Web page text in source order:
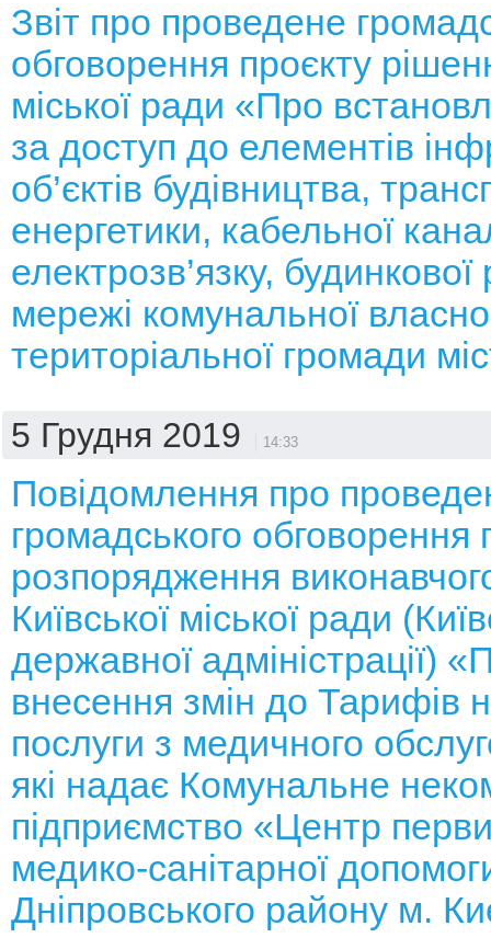
Звіт про проведене
обговорення проєкту
міської ради «Про
за доступ до елементів
об’єктів будівництва,
енергетики, кабельної
електрозв’язку, будинкової
мережі комунальної
територіальної громади
5 Грудня 2019 14:33
Повідомлення про
громадського обговорення
розпорядження
Київської міської ради
державної адміністрації)
внесення змін до Тарифів
послуги з медичного
які надає Комунальне
підприємство «Центр
медико-санітарної
Дніпровського району м.